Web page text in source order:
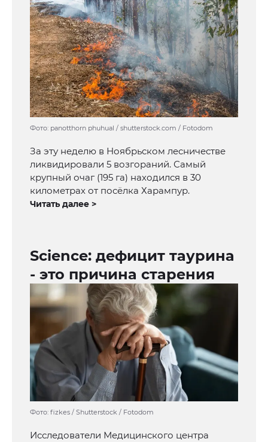
Фото: panotthorn phuhual / shutterstock.com / Fotodom
За эту неделю в Ноябрьском лесничестве
ликвидировали 5 возгораний. Самый
крупный очаг (195 га) находился в 30
километрах от посёлка Харампур.
Читать далее >
Science: дефицит таурина
- это причина старения
Фото: fizkes / Shutterstock / Fotodom
Исследователи Медицинского центра